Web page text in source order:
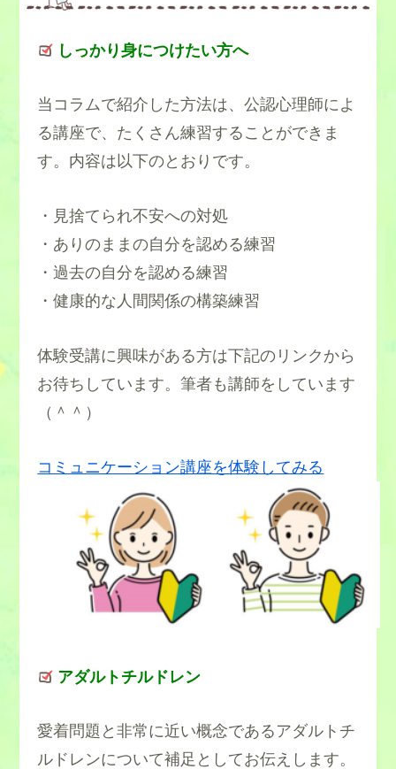
・自己肯定感を回復する
・情緒的交流をする
・会話のスキルをつけよう
しっかり身につけたい方へ
当コラムで紹介した方法は、公認心理師によ
る講座で、たくさん練習することができま
す。内容は以下のとおりです。
・見捨てられ不安への対処
・ありのままの自分を認める練習
・過去の自分を認める練習
・健康的な人間関係の構築練習
体験受講に興味がある方は下記のリンクから
お待ちしています。筆者も講師をしています
（＾＾）
コミュニケーション講座を体験してみる
アダルトチルドレン
愛着問題と非常に近い概念であるアダルトチ
ルドレンについて補足としてお伝えします。